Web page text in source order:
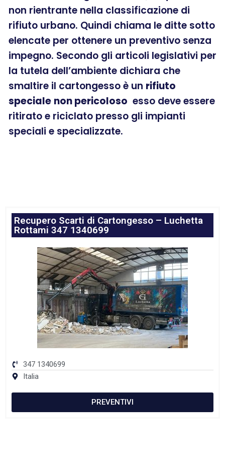
non rientrante nella classificazione di
rifiuto urbano. Quindi chiama le ditte sotto
elencate per ottenere un preventivo senza
impegno. Secondo gli articoli legislativi per
la tutela dell’ambiente dichiara che
smaltire il cartongesso è un rifiuto
speciale non pericoloso esso deve essere
ritirato e riciclato presso gli impianti
speciali e specializzate.
Recupero Scarti di Cartongesso – Luchetta
Rottami 347 1340699
347 1340699
Italia
PREVENTIVI